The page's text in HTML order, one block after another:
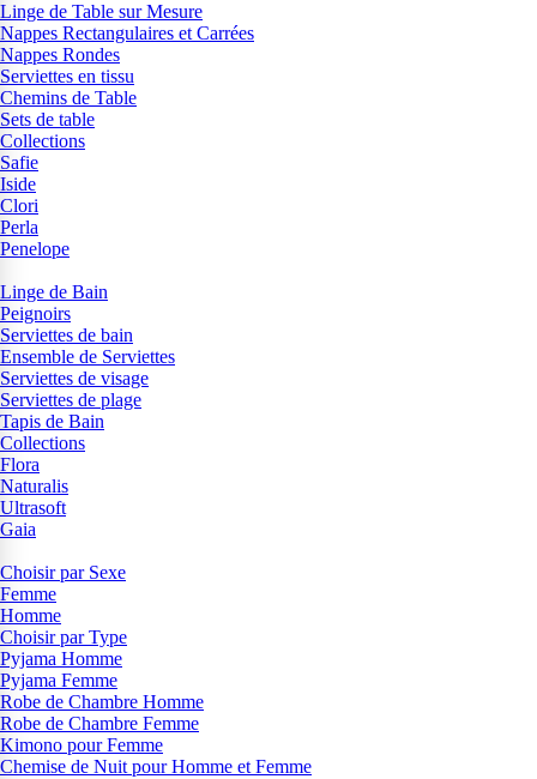
Linge de Table sur Mesure
Nappes Rectangulaires et Carrées
Nappes Rondes
Serviettes en tissu
Chemins de Table
Sets de table
Collections
Safie
Iside
Clori
Perla
Penelope
Linge de Bain
Peignoirs
Serviettes de bain
Ensemble de Serviettes
Serviettes de visage
Serviettes de plage
Tapis de Bain
Collections
Flora
Naturalis
Ultrasoft
Gaia
Choisir par Sexe
Femme
Homme
Choisir par Type
Pyjama Homme
Pyjama Femme
Robe de Chambre Homme
Robe de Chambre Femme
Kimono pour Femme
Chemise de Nuit pour Homme et Femme